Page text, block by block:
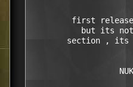
first
but its
section ,